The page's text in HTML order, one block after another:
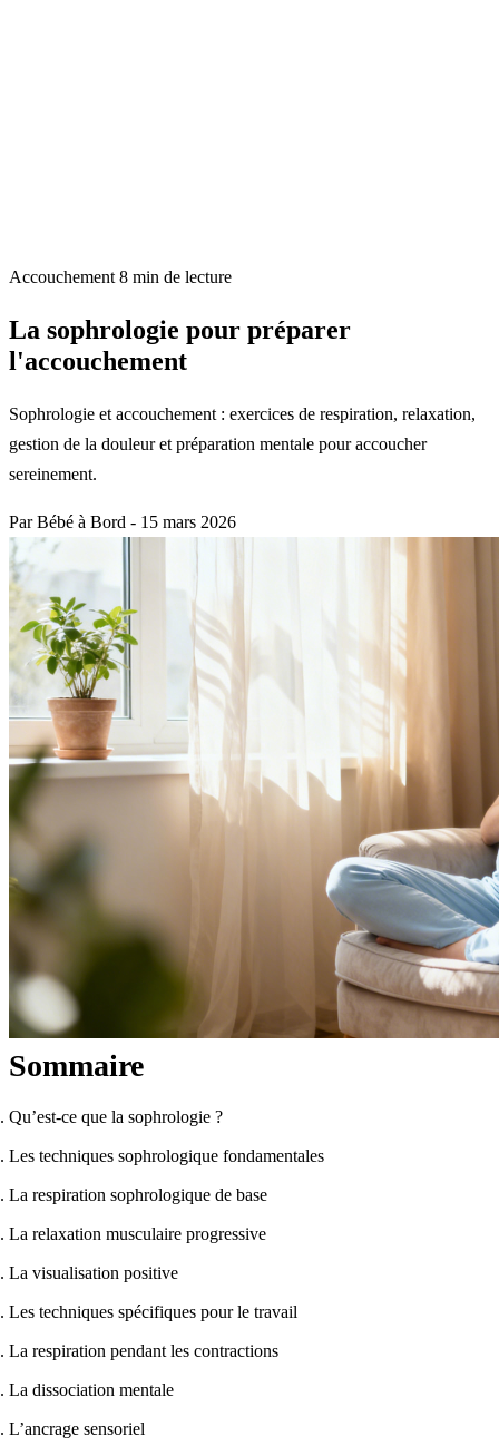
Accouchement 8 min de lecture
La sophrologie pour préparer
l'accouchement
Sophrologie et accouchement : exercices de respiration, relaxation,
gestion de la douleur et préparation mentale pour accoucher
sereinement.
Par Bébé à Bord - 15 mars 2026
Sommaire
Qu’est-ce que la sophrologie ?
Les techniques sophrologique fondamentales
La respiration sophrologique de base
La relaxation musculaire progressive
La visualisation positive
Les techniques spécifiques pour le travail
La respiration pendant les contractions
La dissociation mentale
L’ancrage sensoriel